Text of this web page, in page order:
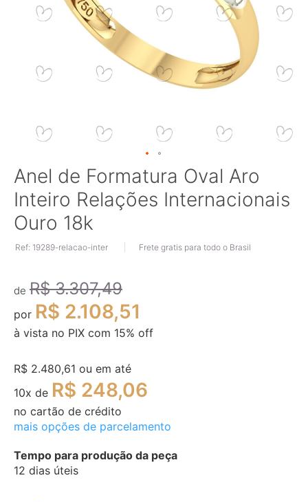
Saltar
para
da
de
Anel de Formatura Oval Aro
Inteiro Relações Internacionais
Ouro 18k
Ref: 19289-relacao-inter Frete gratis para todo o Brasil
de R$ 3.307,49
por R$ 2.108,51
à vista no PIX com 15% off
R$ 2.480,61 ou em até
10x de R$ 248,06
no cartão de crédito
mais opções de parcelamento
Tempo para produção da peça
12 dias úteis